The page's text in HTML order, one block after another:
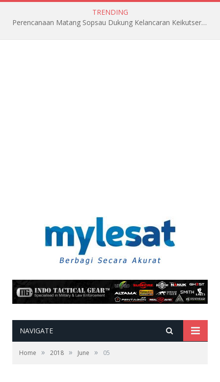
TRENDING
Perencanaan Matang Sopsau Dukung Kelancaran Keikutsertaan TNI AU di Pitch Black 2026
NAVIGATE
Home » 2018 » June » 05